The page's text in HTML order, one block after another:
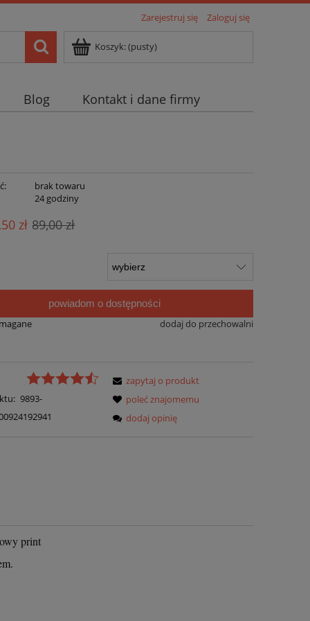
Zarejestruj się Zaloguj się
Koszyk:(pusty)
Blog Kontakt i dane firmy
brak towaru
24 godziny
zł 89,00 zł
powiadom o dostępności
dodaj do przechowalni
9893-
zapytaj o produkt
poleć znajomemu
dodaj opinię
print